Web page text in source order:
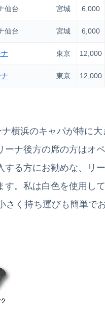
仙台 宮城 6,000
仙台 宮城 6,000
東京 12,000
東京 12,000
横浜のキャパが特に
ーナ後方の席の方はオ
る方にお勧めな、リ
す。私は白色を使用し
さく持ち運びも簡単で